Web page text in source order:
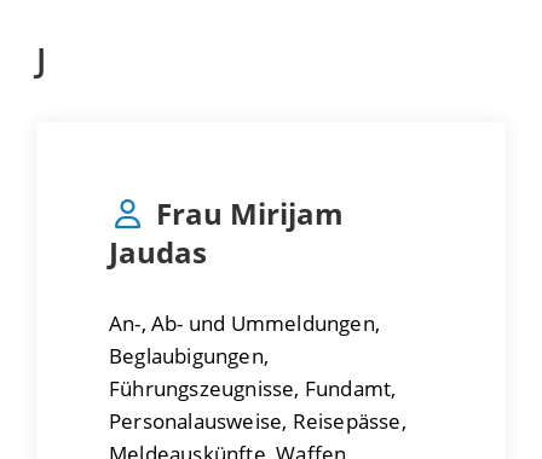
J
Frau Mirijam
Jaudas
An-, Ab- und Ummeldungen,
Beglaubigungen,
Führungszeugnisse, Fundamt,
Personalausweise, Reisepässe,
Meldeauskünfte, Waffen,